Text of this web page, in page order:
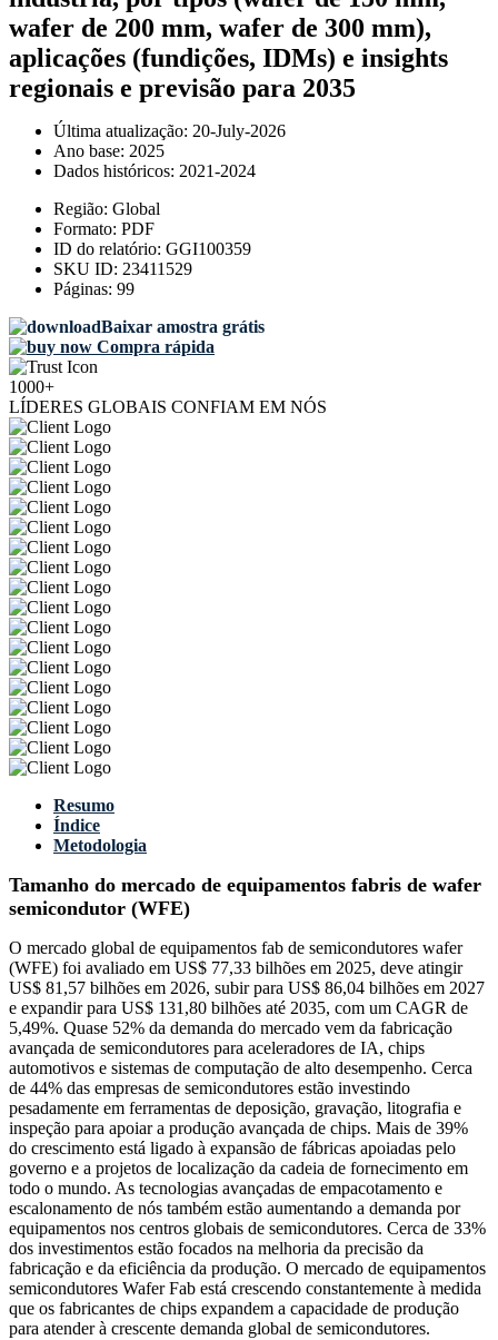
wafer de 200 mm, wafer de 300 mm),
aplicações (fundições, IDMs) e insights
regionais e previsão para 2035
Última atualização: 20-July-2026
Ano base: 2025
Dados históricos: 2021-2024
Região: Global
Formato: PDF
ID do relatório: GGI100359
SKU ID: 23411529
Páginas: 99
Baixar amostra grátis
Compra rápida
1000+
LÍDERES GLOBAIS CONFIAM EM NÓS
Resumo
Índice
Metodologia
Tamanho do mercado de equipamentos fabris de wafer
semicondutor (WFE)
O mercado global de equipamentos fab de semicondutores wafer
(WFE) foi avaliado em US$ 77,33 bilhões em 2025, deve atingir
US$ 81,57 bilhões em 2026, subir para US$ 86,04 bilhões em 2027
e expandir para US$ 131,80 bilhões até 2035, com um CAGR de
5,49%. Quase 52% da demanda do mercado vem da fabricação
avançada de semicondutores para aceleradores de IA, chips
automotivos e sistemas de computação de alto desempenho. Cerca
de 44% das empresas de semicondutores estão investindo
pesadamente em ferramentas de deposição, gravação, litografia e
inspeção para apoiar a produção avançada de chips. Mais de 39%
do crescimento está ligado à expansão de fábricas apoiadas pelo
governo e a projetos de localização da cadeia de fornecimento em
todo o mundo. As tecnologias avançadas de empacotamento e
escalonamento de nós também estão aumentando a demanda por
equipamentos nos centros globais de semicondutores. Cerca de 33%
dos investimentos estão focados na melhoria da precisão da
fabricação e da eficiência da produção. O mercado de equipamentos
semicondutores Wafer Fab está crescendo constantemente à medida
que os fabricantes de chips expandem a capacidade de produção
para atender à crescente demanda global de semicondutores.